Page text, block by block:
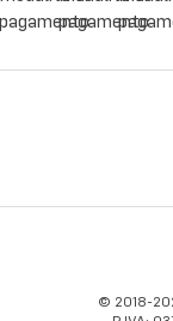
© 2018-